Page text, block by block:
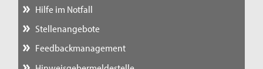
Hilfe im Notfall
Stellenangebote
Feedbackmanagement